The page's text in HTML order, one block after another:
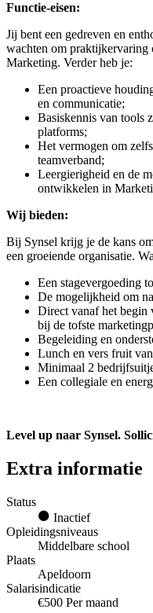
Functie-eisen:
Jij bent een gedreven en
wachten om praktijkervaring
Marketing. Verder heb je:
Een proactieve
en communicatie;
Basiskennis van tools
platforms;
Het vermogen om
teamverband;
Leergierigheid en de
ontwikkelen in
Wij bieden:
Bij Synsel krijg je de kans
een groeiende organisatie.
Een stagevergoeding
De mogelijkheid om
Direct vanaf het begin
bij de tofste
Begeleiding en
Lunch en vers fruit
Minimaal 2
Een collegiale en
Level up naar Synsel.
Extra informatie
Status
Inactief
Opleidingsniveaus
Middelbare school
Plaats
Apeldoorn
Salarisindicatie
€500 Per maand